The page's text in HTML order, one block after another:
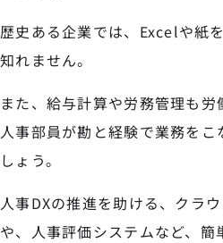
歴史ある企業では、Excelや紙
知れません。
また、給与計算や労務管理も
人事部員が勘と経験で業務を
しょう。
人事DXの推進を助ける、クラ
や、人事評価システムなど、